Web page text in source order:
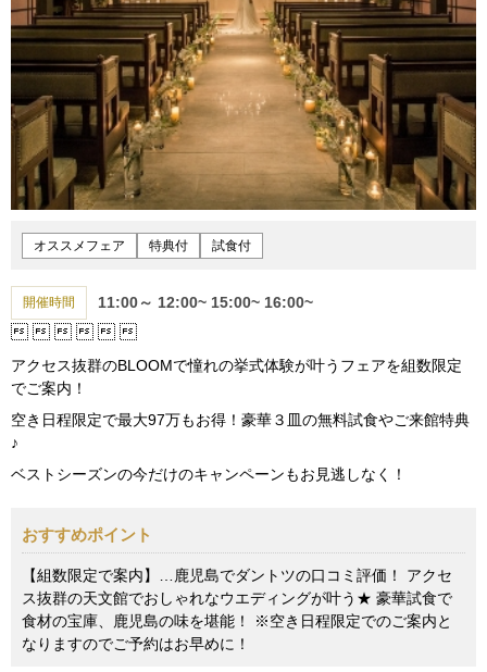
オススメフェア 特典付 試食付
開催時間 11:00～ 12:00~ 15:00~ 16:00~
アクセス抜群のBLOOMで憧れの挙式体験が叶うフェアを組数限定
でご案内！
空き日程限定で最大97万もお得！豪華３皿の無料試食やご来館特典
♪
ベストシーズンの今だけのキャンペーンもお見逃しなく！
おすすめポイント
【組数限定で案内】…鹿児島でダントツの口コミ評価！ アクセ
ス抜群の天文館でおしゃれなウエディングが叶う★ 豪華試食で
食材の宝庫、鹿児島の味を堪能！ ※空き日程限定でのご案内と
なりますのでご予約はお早めに！